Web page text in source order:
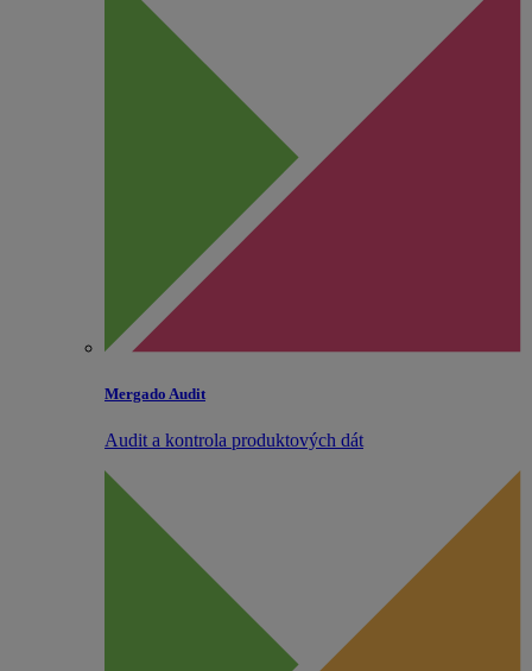
Mergado Audit
Audit a kontrola produktových dát